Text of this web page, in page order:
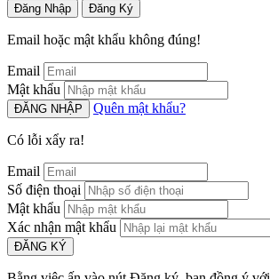
Đăng Nhập Đăng Ký
Email hoặc mật khẩu không đúng!
Email
Mật khẩu
ĐĂNG NHẬP Quên mật khẩu?
Có lỗi xẩy ra!
Email
Số điện thoại
Mật khẩu
Xác nhận mật khẩu
ĐĂNG KÝ